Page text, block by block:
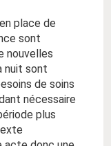
place de
sont
nouvelles
nuit sont
de soins
nécessaire
plus